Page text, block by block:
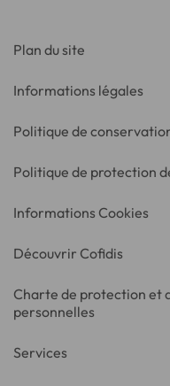
Plan du site
Informations légales
Politique de
Politique de protection
Informations Cookies
Découvrir Cofidis
Charte de protection et
personnelles
Services